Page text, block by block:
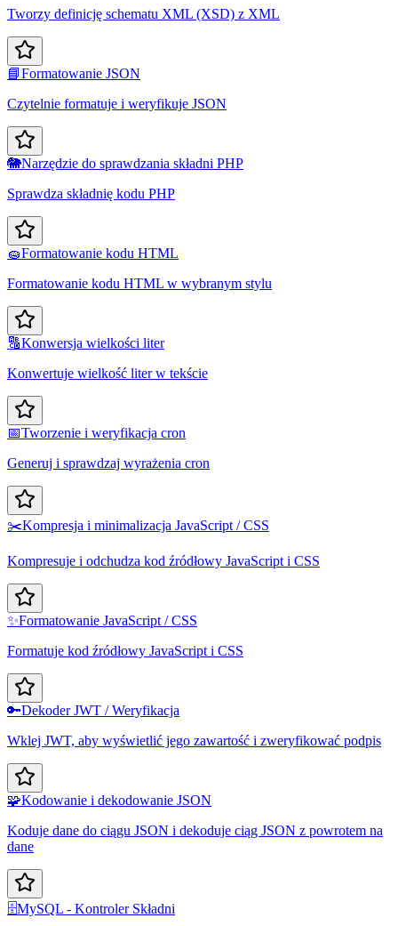
Tworzy definicję schematu XML (XSD) z XML
📘Formatowanie JSON
Czytelnie formatuje i weryfikuje JSON
🐘Narzędzie do sprawdzania składni PHP
Sprawdza składnię kodu PHP
🧽Formatowanie kodu HTML
Formatowanie kodu HTML w wybranym stylu
🔠Konwersja wielkości liter
Konwertuje wielkość liter w tekście
📅Tworzenie i weryfikacja cron
Generuj i sprawdzaj wyrażenia cron
✂️Kompresja i minimalizacja JavaScript / CSS
Kompresuje i odchudza kod źródłowy JavaScript i CSS
✨Formatowanie JavaScript / CSS
Formatuje kod źródłowy JavaScript i CSS
🔑Dekoder JWT / Weryfikacja
Wklej JWT, aby wyświetlić jego zawartość i zweryfikować podpis
🧩Kodowanie i dekodowanie JSON
Koduje dane do ciągu JSON i dekoduje ciąg JSON z powrotem na
dane
🗄️MySQL - Kontroler Składni